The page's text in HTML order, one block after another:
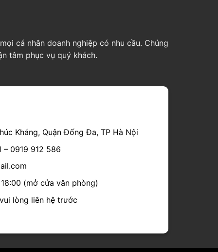
cá nhân doanh nghiệp có nhu cầu. Chúng
tâm phục vụ quý khách.
Kháng, Quận Đống Đa, TP Hà Nội
– 0919 912 586
(mở cửa văn phòng)
lòng liên hệ trước